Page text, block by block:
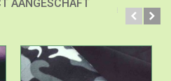
AANGESCHAFT